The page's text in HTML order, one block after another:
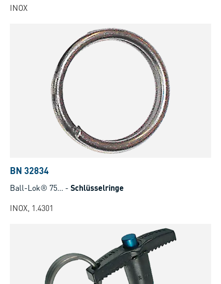
INOX
BN 32834
Ball-Lok® 75... - Schlüsselringe
INOX, 1.4301